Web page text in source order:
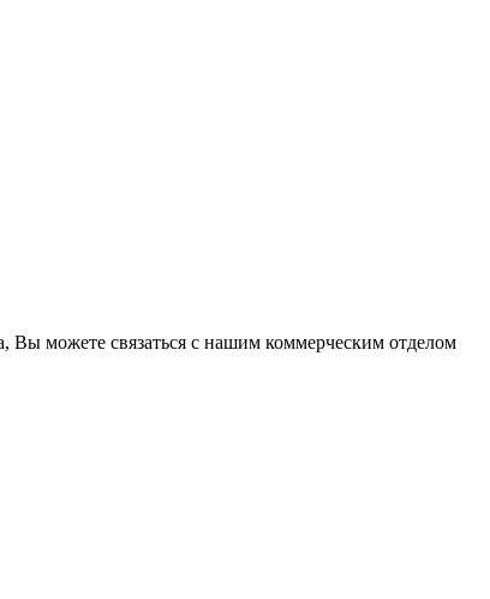
Вы можете связаться с нашим коммерческим отделом